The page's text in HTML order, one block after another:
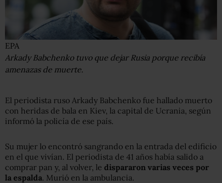
EPA
Arkady Babchenko tuvo que dejar Rusia porque recibía
amenazas de muerte.
El periodista ruso Arkady Babchenko fue hallado muerto
con heridas de bala en Kiev, la capital de Ucrania, según
informó la policía de ese país.
Su mujer lo encontró sangrando en la entrada del edificio
en el que vivían. El periodista de 41 años había salido a
comprar pan y, al volver, le dispararon varias veces por
la espalda. Murió en la ambulancia.